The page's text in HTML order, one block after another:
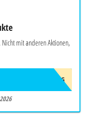
Nicht mit anderen Aktionen,
AFF10AUG